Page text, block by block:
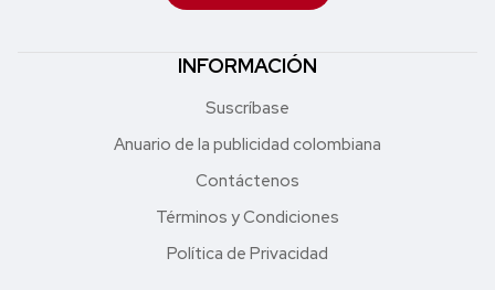
INFORMACIÓN
Suscríbase
Anuario de la publicidad colombiana
Contáctenos
Términos y Condiciones
Política de Privacidad